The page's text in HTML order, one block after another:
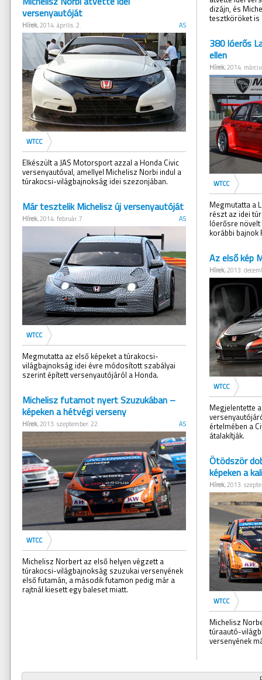
versenyautóját
Hírek, 2014. április. 2. AS
WTCC
Elkészült a JAS Motorsport azzal a Honda Civic
versenyautóval, amellyel Michelisz Norbi indul a
túrakocsi-világbajnokság idei szezonjában.
Már tesztelik Michelisz új versenyautóját
Hírek, 2014. február. 7. AS
WTCC
Megmutatta az első képeket a túrakocsi-
világbajnokság idei évre módosított szabályai
szerint épített versenyautójáról a Honda.
Michelisz futamot nyert Szuzukában –
képeken a hétvégi verseny
Hírek, 2013. szeptember. 22. AS
WTCC
Michelisz Norbert az első helyen végzett a
túrakocsi-világbajnokság szuzukai versenyének
első futamán, a második futamon pedig már a
rajtnál kiesett egy baleset miatt.
dizájn, és
tesztköröket is
380 lóerős
ellen
Hírek, 2014.
WTCC
Megmutatta a
részt az idei
lóerősre
korábbi bajnok
Az első kép
Hírek, 2013.
WTCC
Megjelentette
értelmében a
átalakítják.
Ötödször
képeken a
Hírek, 2013.
WTCC
Michelisz
túraautó-
versenyének